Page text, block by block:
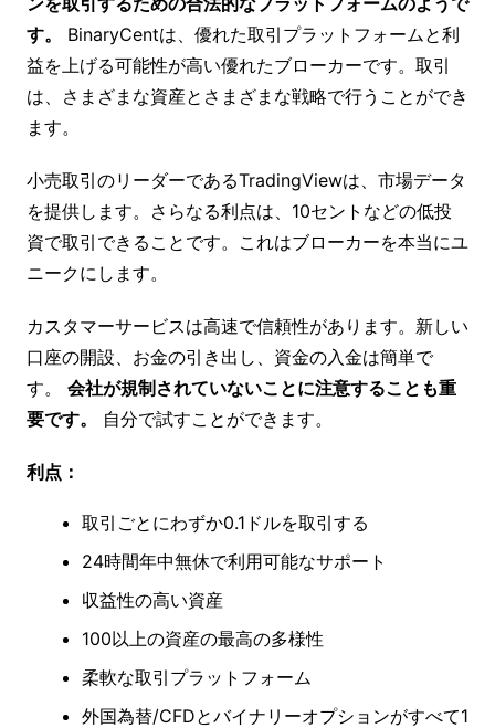
す。
BinaryCentは、優れた取引プラットフォームと利
益を上げる可能性が高い優れたブローカーです。取引
は、さまざまな資産とさまざまな戦略で行うことができ
ます。
小売取引のリーダーであるTradingViewは、市場データ
を提供します。さらなる利点は、10セントなどの低投
資で取引できることです。これはブローカーを本当にユ
ニークにします。
カスタマーサービスは高速で信頼性があります。新しい
口座の開設、お金の引き出し、資金の入金は簡単で
す。 会社が規制されていないことに注意することも重
要です。
自分で試すことができます。
利点 ：
取引ごとにわずか0.1ドルを取引する
24時間年中無休で利用可能なサポート
収益性の高い資産
100以上の資産の最高の多様性
柔軟な取引プラットフォーム
外国為替/CFDとバイナリーオプションがすべて1